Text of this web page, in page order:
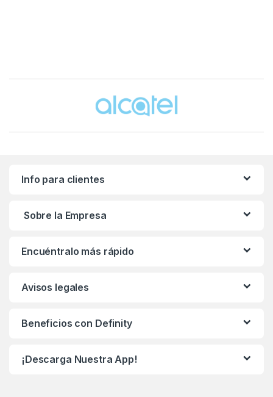
Info para clientes
Sobre la Empresa
Encuéntralo más rápido
Avisos legales
Beneficios con Definity
¡Descarga Nuestra App!